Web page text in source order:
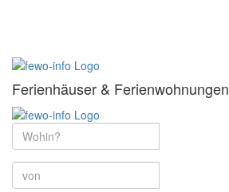
Ferienhäuser & Ferienwohnungen